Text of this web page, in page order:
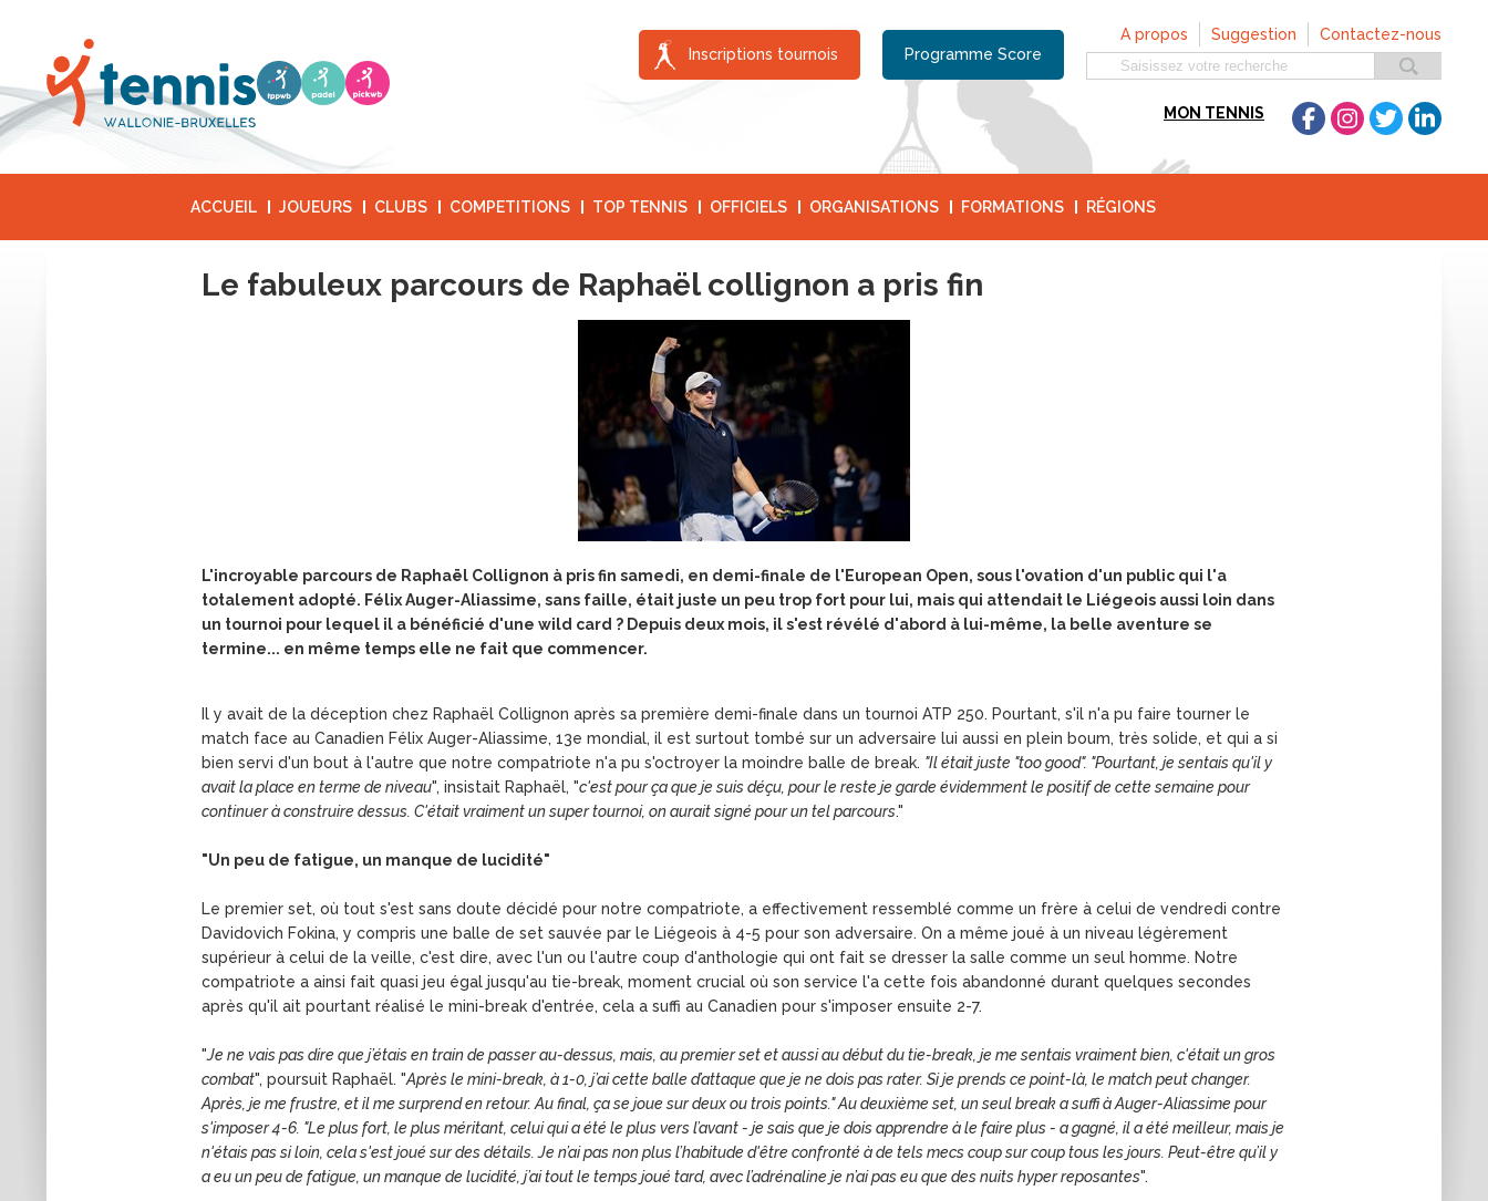
Contactez-nous
Suggestion
A propos
Programme Score
Inscriptions tournois
MON TENNIS
ACCUEIL JOUEURS CLUBS COMPETITIONS TOP TENNIS OFFICIELS ORGANISATIONS FORMATIONS RÉGIONS
Le fabuleux parcours de Raphaël collignon a pris fin
L'incroyable parcours de Raphaël Collignon à pris fin samedi, en demi-finale de l'European Open, sous l'ovation d'un public qui l'a
totalement adopté. Félix Auger-Aliassime, sans faille, était juste un peu trop fort pour lui, mais qui attendait le Liégeois aussi loin dans
un tournoi pour lequel il a bénéficié d'une wild card ? Depuis deux mois, il s'est révélé d'abord à lui-même, la belle aventure se
termine... en même temps elle ne fait que commencer.
Il y avait de la déception chez Raphaël Collignon après sa première demi-finale dans un tournoi ATP 250. Pourtant, s'il n'a pu faire tourner le
match face au Canadien Félix Auger-Aliassime, 13e mondial, il est surtout tombé sur un adversaire lui aussi en plein boum, très solide, et qui a si
bien servi d'un bout à l'autre que notre compatriote n'a pu s'octroyer la moindre balle de break. "Il était juste "too good". "Pourtant, je sentais qu'il y
avait la place en terme de niveau", insistait Raphaël, "c'est pour ça que je suis déçu, pour le reste je garde évidemment le positif de cette semaine pour
continuer à construire dessus. C'était vraiment un super tournoi, on aurait signé pour un tel parcours."
"Un peu de fatigue, un manque de lucidité"
Le premier set, où tout s'est sans doute décidé pour notre compatriote, a effectivement ressemblé comme un frère à celui de vendredi contre
Davidovich Fokina, y compris une balle de set sauvée par le Liégeois à 4-5 pour son adversaire. On a même joué à un niveau légèrement
supérieur à celui de la veille, c'est dire, avec l'un ou l'autre coup d'anthologie qui ont fait se dresser la salle comme un seul homme. Notre
compatriote a ainsi fait quasi jeu égal jusqu'au tie-break, moment crucial où son service l'a cette fois abandonné durant quelques secondes
après qu'il ait pourtant réalisé le mini-break d'entrée, cela a suffi au Canadien pour s'imposer ensuite 2-7.
"Je ne vais pas dire que j’étais en train de passer au-dessus, mais, au premier set et aussi au début du tie-break, je me sentais vraiment bien, c'était un gros
combat", poursuit Raphaël. "Après le mini-break, à 1-0, j’ai cette balle d’attaque que je ne dois pas rater. Si je prends ce point-là, le match peut changer.
Après, je me frustre, et il me surprend en retour. Au final, ça se joue sur deux ou trois points." Au deuxième set, un seul break a suffi à Auger-Aliassime pour
s'imposer 4-6. "Le plus fort, le plus méritant, celui qui a été le plus vers l’avant - je sais que je dois apprendre à le faire plus - a gagné, il a été meilleur, mais je
n'étais pas si loin, cela s'est joué sur des détails. Je n’ai pas non plus l’habitude d'être confronté à de tels mecs coup sur coup tous les jours. Peut-être qu’il y
a eu un peu de fatigue, un manque de lucidité, j’ai tout le temps joué tard, avec l’adrénaline je n’ai pas eu que des nuits hyper reposantes".